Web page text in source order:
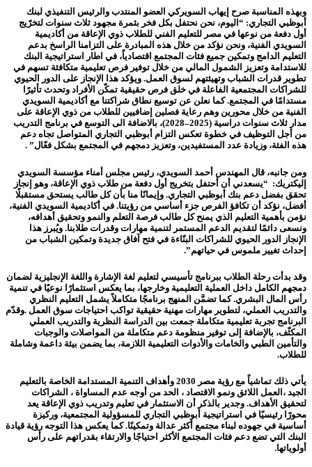
وبهذه المناسبة صرح إيهاب السويركي العضو المنتدب والرئيس التنفيذي لبنك
أبوظبي التجاري: “اليوم، نحن نحتفل بكل فخر بثمرة مجهود ثلاث سنوات لتخرّيج
أول دفعة من نوعها في مصر للتعليم الفني للطلاب ذوي الإعاقة من أكاديمية
السويدي الفنية، ونحن نؤكد من خلال هذه المبادرة على التزامنا الراسخ بدعم
التعليم الدامج وتمكين جميع فئات المجتمع اقتصادياً، في اطار استراتيجية البنك
للاستدامة وتعزيز الشمول المالي من خلال توفير فرص تعليمية متكافئة تسهم في
تطوير قدرات الشباب وتهيئتهم لسوق العمل. ويؤكد هذا الإنجاز على الدور الحيوي
للشراكات المجتمعية الفاعلة في خلق فرص حقيقية تمكّن الأفراد وتحدث تأثيرًا
مستدامًا في المجتمع. كما نعلن عن توسيع نطاق شراكتنا مع أكاديمية السويدي
الفنية من خلال محورين وهم رعاية فصلين إضافيين للطلاب من ذوي الإعاقة على
مدار ثلاث سنوات دراسية (2025–2028)، بالاضافة الى التوسع في برنامج التدريب
من أجل التوظيف في خطوة تعكس التزام أبوظبي التجاري المتواصل تجاه دعم
هذه الفئة، وزيادة عدد المستفيدين، وتعزيز دمجهم في المجتمع بشكل فعّال” .
ومن جانبه، قال المهندس أحمد السويدي، رئيس مجلس أمناء مؤسسة السويدي
إليكتريك: “يسعدني أن أحتفل بتخريج أول دفعة من طلاب ذوي الإعاقة، وهو إنجاز
تحقق بفضل دعم بنك أبوظبي التجاري. وإيمانًا منا بأن كل طالب يستحق مستقبلًا
أفضل، نؤكد أن تكافؤ الفرص جزء أساسي من رؤيتنا. في أكاديمية السويدي الفنية،
نؤمن بأهمية التعليم الذي يمنح كل طالب فرصة التعلم والنمو وتحقيق أهدافه،
ونسعى دائمًا لتقديم الدعم المستمر لتنمية مهارات وقدرات طلابنا. ويُبرز هذا
الإنجاز الدور الحيوي للشراكات البنّاءة في فتح آفاق جديدة وتمكين الشباب من
إحداث تغيير ملموس في حياتهم”.
وقد بدأت رحلة الطلاب ببرنامج تأسيسي لتعليم لغة الإشارة واللغة الإنجليزية لضمان
دمجهم الكامل داخل العملية التعليمية وخارجها، بما يعكس استثمارًا نوعيًا في تنمية
رأس المال البشري. كما تضمَّن المنهج برنامجًا متكاملاً يشمل التعليم النظري
والتدريب العملي، لتطوير مهارات مهنية حقيقية تواكب احتياجات سوق العمل .وقدّم
البرنامج تجربة تعليمية متكاملة جمعت بين الدراسة النظرية والتدريب العملي
المكثّف، بالإضافة إلى توفير منظومة دعم متكاملة من المواصلات والوجبات
والتأمين الطبي والخامات والأدوات التعليمية اللازمة، بما يضمن بيئة داعمة وشاملة
للطلاب.
يأتي ذلك تماشياً مع رؤية مصر 2030 وأهداف التنمية المستدامة الخاصة بالتعليم
الجيد ،العمل اللائق ونمو الاقتصاد ، الحد من أوجه عدم المساواة ، الشراكات
لتحقيق الأهداف. وجدير بالذكر أن الاستثمار في تعليم وتدريب ذوي الإعاقة يعد
محورًا رئيسيًا في استراتيجية أبوظبي التجاري للمسؤولية المجتمعية، وركيزة
أساسية في جهوده لبناء مجتمع أكثر عدالة وتمكينًا. كما يعكس هذا التوجه رؤية قيادة
البنك التي تضع دعم فئات المجتمع الأكثر احتياجًا والارتقاء بقدراتهم على رأس
أولوياتها.